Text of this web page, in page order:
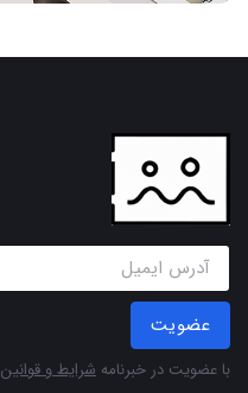
عضویت
با عضویت در خبرنامه شرایط و قوانین